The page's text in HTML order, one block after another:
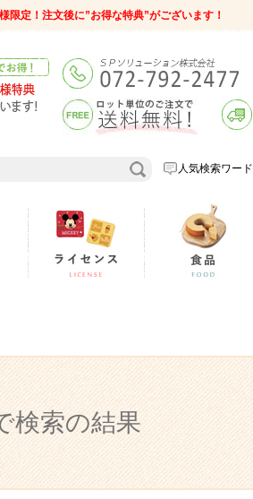
限定！注文後に”お得な特典”がございます！
人気検索ワード
検索の結果